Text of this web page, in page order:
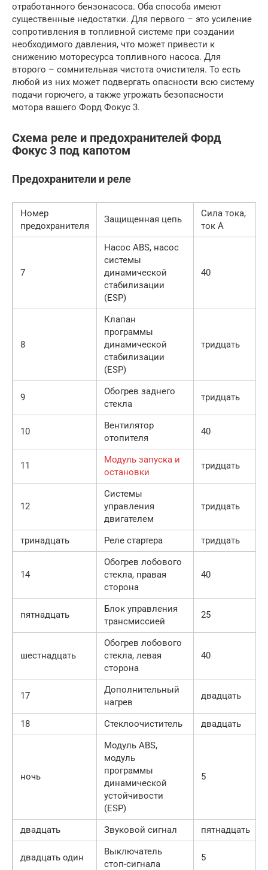
отработанного бензонасоса. Оба способа имеют
существенные недостатки. Для первого – это усиление
сопротивления в топливной системе при создании
необходимого давления, что может привести к
снижению моторесурса топливного насоса. Для
второго – сомнительная чистота очистителя. То есть
любой из них может подвергать опасности всю систему
подачи горючего, а также угрожать безопасности
мотора вашего Форд Фокус 3.
Схема реле и предохранителей Форд
Фокус 3 под капотом
Предохранители и реле
Номер
предохранителя
Защищенная цепь
Сила тока,
ток А
7
Насос ABS, насос
системы
динамической
стабилизации
(ESP)
40
8
Клапан
программы
динамической
стабилизации
(ESP)
тридцать
9
Обогрев заднего
стекла
тридцать
10
Вентилятор
отопителя
40
11
Модуль запуска и
остановки
тридцать
12
Системы
управления
двигателем
тридцать
тринадцать Реле стартера тридцать
14
Обогрев лобового
стекла, правая
сторона
40
пятнадцать
Блок управления
трансмиссией
25
шестнадцать
Обогрев лобового
стекла, левая
сторона
40
17
Дополнительный
нагрев
двадцать
18 Стеклоочиститель двадцать
ночь
Модуль ABS,
модуль
программы
динамической
устойчивости
(ESP)
5
двадцать Звуковой сигнал пятнадцать
двадцать один
Выключатель
стоп-сигнала
5